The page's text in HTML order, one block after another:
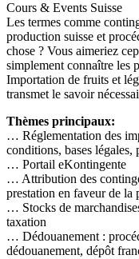
Cours & Events Suisse
Les termes comme
production suisse et
chose ? Vous aimeriez
simplement connaître les
Importation de fruits et
transmet le savoir
Thèmes principaux:
… Réglementation des
conditions, bases légales,
… Portail eKontingente
… Attribution des
prestation en faveur de la
… Stocks de
taxation
… Dédouanement :
dédouanement, dépôt